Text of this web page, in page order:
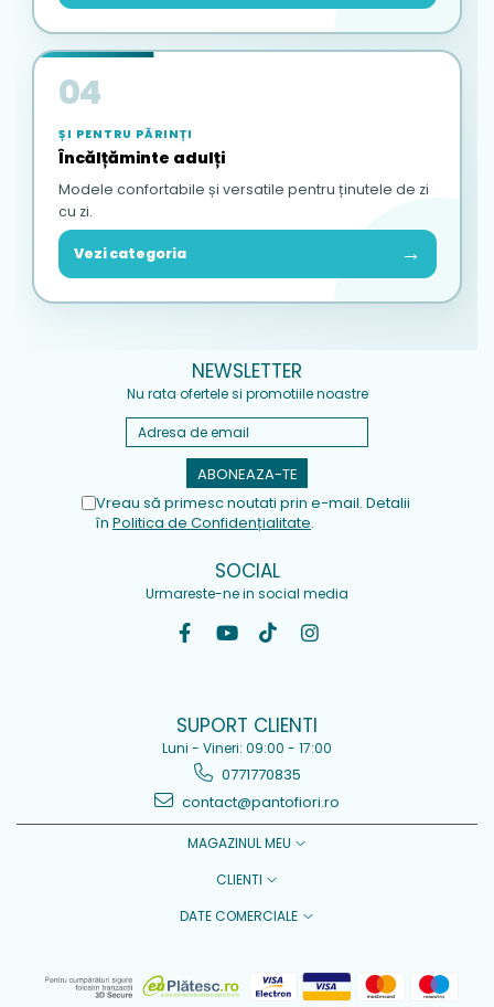
04
ȘI PENTRU PĂRINȚI
Încălțăminte adulți
Modele confortabile și versatile pentru ținutele de zi
cu zi.
Vezi categoria →
NEWSLETTER
Nu rata ofertele si promotiile noastre
Vreau să primesc noutati prin e-mail. Detalii
în Politica de Confidențialitate.
SOCIAL
Urmareste-ne in social media
SUPORT CLIENTI
Luni - Vineri: 09:00 - 17:00
0771770835
contact@pantofiori.ro
MAGAZINUL MEU
CLIENTI
DATE COMERCIALE